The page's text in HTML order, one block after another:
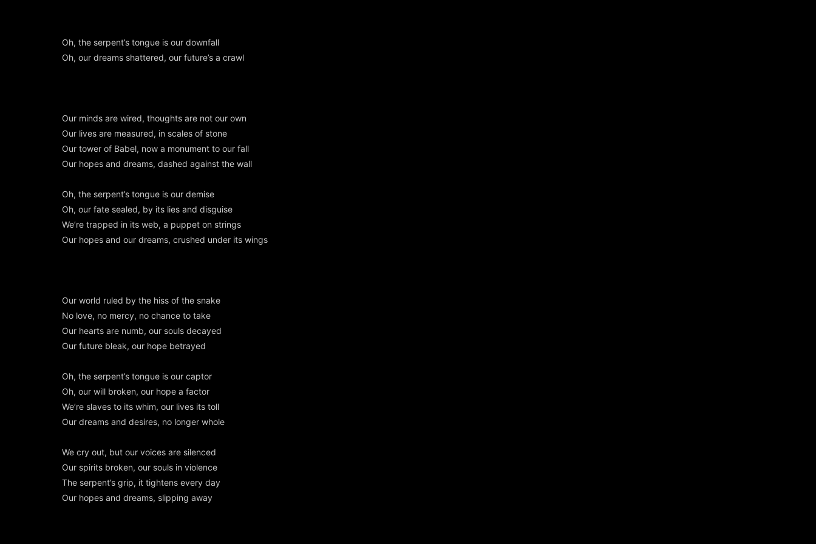
Oh, the serpent’s tongue is our downfall
Oh, our dreams shattered, our future’s a crawl
Our minds are wired, thoughts are not our own
Our lives are measured, in scales of stone
Our tower of Babel, now a monument to our fall
Our hopes and dreams, dashed against the wall
Oh, the serpent’s tongue is our demise
Oh, our fate sealed, by its lies and disguise
We’re trapped in its web, a puppet on strings
Our hopes and our dreams, crushed under its wings
Our world ruled by the hiss of the snake
No love, no mercy, no chance to take
Our hearts are numb, our souls decayed
Our future bleak, our hope betrayed
Oh, the serpent’s tongue is our captor
Oh, our will broken, our hope a factor
We’re slaves to its whim, our lives its toll
Our dreams and desires, no longer whole
We cry out, but our voices are silenced
Our spirits broken, our souls in violence
The serpent’s grip, it tightens every day
Our hopes and dreams, slipping away